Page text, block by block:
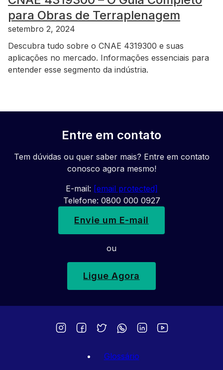
para Obras de Terraplenagem
setembro 2, 2024
Descubra tudo sobre o CNAE 4319300 e suas
aplicações no mercado. Informações essenciais para
entender esse segmento da indústria.
Entre em contato
Tem dúvidas ou quer saber mais? Entre em contato
conosco agora mesmo!
E-mail: [email protected]
Telefone: 0800 000 0927
Envie um E-mail
ou
Ligue Agora
Glossário